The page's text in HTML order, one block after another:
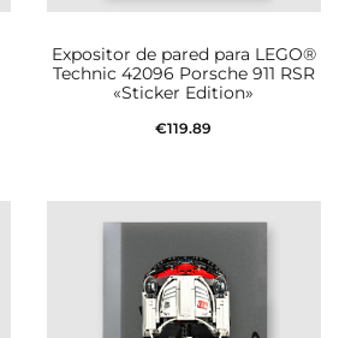
Expositor de pared para LEGO®
Technic 42096 Porsche 911 RSR
«Sticker Edition»
€119.89